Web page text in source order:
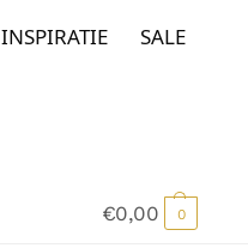
INSPIRATIE SALE
€0,00 0